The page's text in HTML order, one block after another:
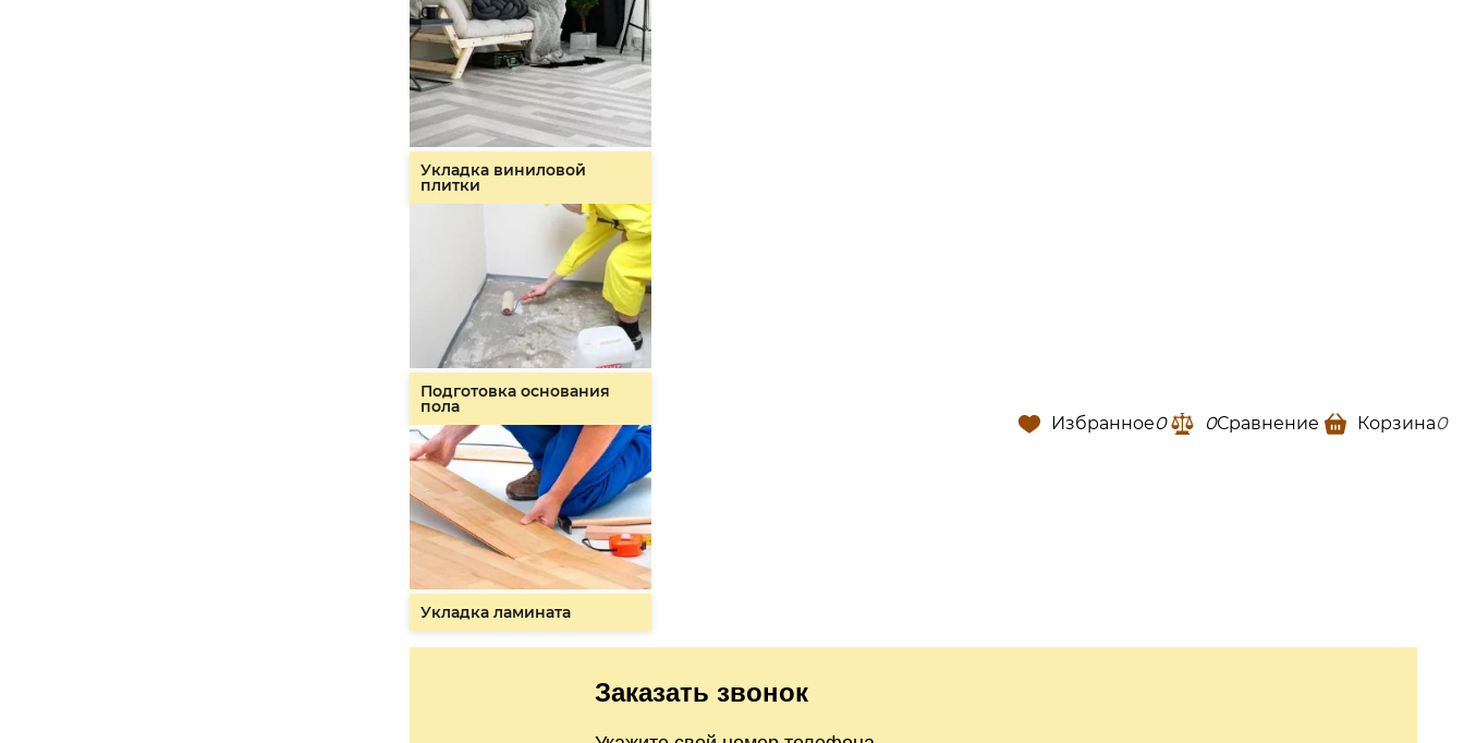
Укладка виниловой
плитки
Подготовка основания
пола
Укладка ламината
Заказать звонок
Избранное0 0Сравнение Корзина0